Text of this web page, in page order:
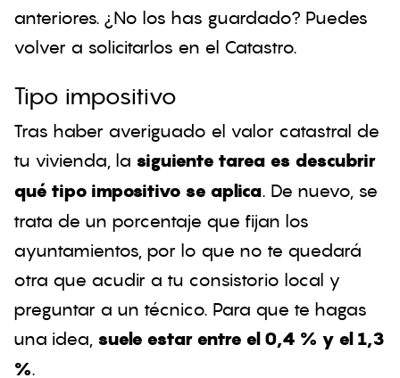
anteriores. ¿No los has guardado? Puedes
volver a solicitarlos en el Catastro.
Tipo impositivo
Tras haber averiguado el valor catastral de
tu vivienda, la siguiente tarea es descubrir
qué tipo impositivo se aplica. De nuevo, se
trata de un porcentaje que fijan los
ayuntamientos, por lo que no te quedará
otra que acudir a tu consistorio local y
preguntar a un técnico. Para que te hagas
una idea, suele estar entre el 0,4 % y el 1,3
%.